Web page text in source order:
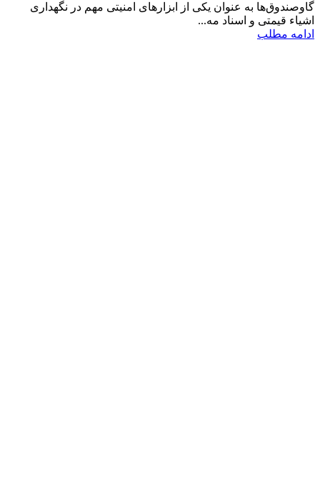
گاوصندوق‌ها به عنوان یکی از ابزارهای امنیتی مهم در نگهداری
اشیاء قیمتی و اسناد مه...
ادامه مطلب